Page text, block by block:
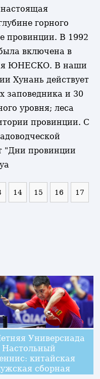
горного
провинции. В 1992
включена в
ЮНЕСКО. В наши
Хунань действует
заповедника и 30
уровня; леса
провинции. С
"Дни провинции
14 15 16 17
Универсиада
Настольный
китайская
сборная